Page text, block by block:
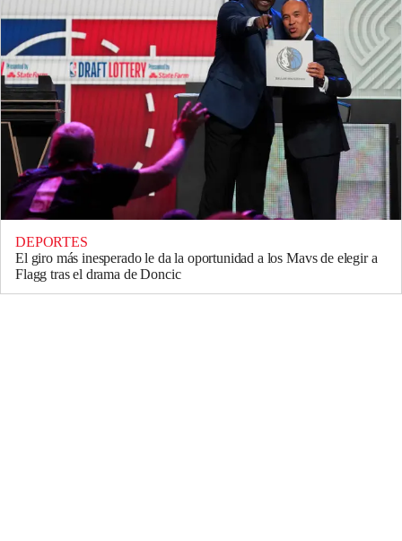
DEPORTES
El giro más inesperado le da la oportunidad a los Mavs de elegir a
Flagg tras el drama de Doncic